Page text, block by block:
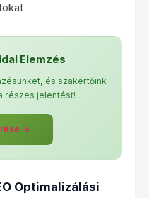
Elemzés
és szakértőink
részes jelentést!
→
Optimalizálási